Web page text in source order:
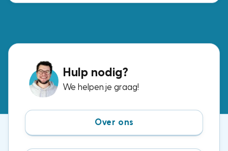
Hulp nodig?
We helpen je graag!
Over ons